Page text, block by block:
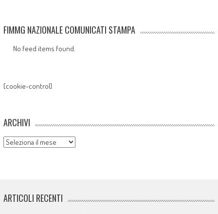
FIMMG NAZIONALE COMUNICATI STAMPA
No feed items found.
[cookie-control]
ARCHIVI
Archivi
ARTICOLI RECENTI